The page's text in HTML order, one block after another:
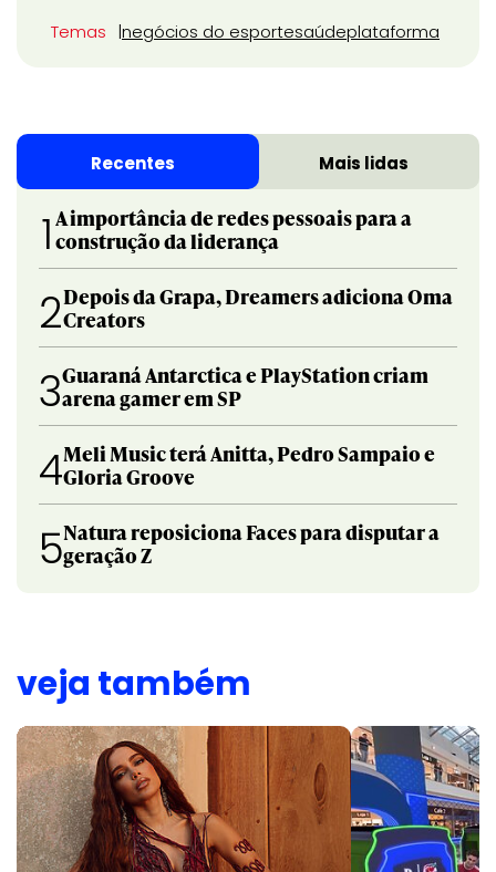
Temas negócios do esportesaúdeplataforma
Recentes Mais lidas
1 A importância de redes pessoais para a
construção da liderança
2Depois da Grapa, Dreamers adiciona Oma
Creators
3Guaraná Antarctica e PlayStation criam
arena gamer em SP
4Meli Music terá Anitta, Pedro Sampaio e
Gloria Groove
5Natura reposiciona Faces para disputar a
geração Z
veja também